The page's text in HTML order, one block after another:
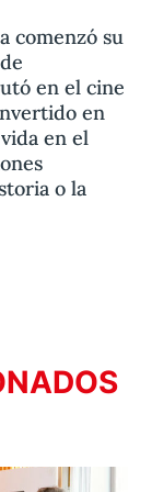
comenzó su
en el cine
en
en el
o la